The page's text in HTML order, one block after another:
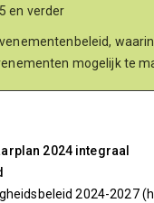
en verder
mogelijk te
2024 integraal
2024-2027